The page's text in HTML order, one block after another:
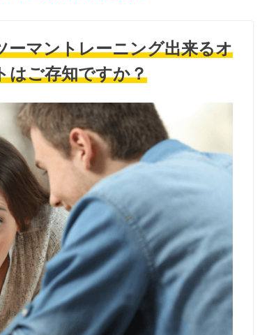
ーマントレーニング出来るオ
はご存知ですか？